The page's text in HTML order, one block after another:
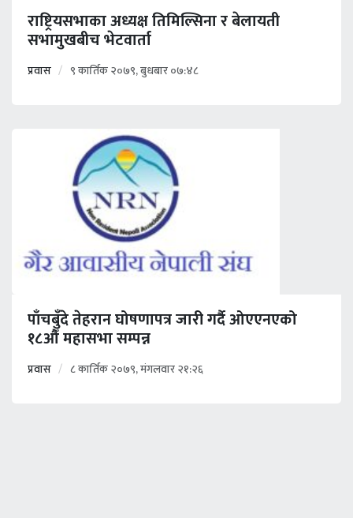
राष्ट्रियसभाका अध्यक्ष तिमिल्सिना र बेलायती
सभामुखबीच भेटवार्ता
प्रवास ९ कार्तिक २०७९, बुधबार ०७:४८
पाँचबुँदे तेहरान घोषणापत्र जारी गर्दै ओएएनएको
१८औँ महासभा सम्पन्न
प्रवास ८ कार्तिक २०७९, मंगलवार २१:२६